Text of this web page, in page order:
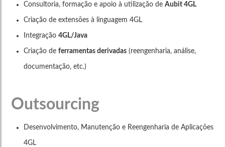
Consultoria, formação e apoio à utilização deAubit 4GL
Criação de extensões à linguagem 4GL
Integração4GL/Java
Criação deferramentas derivadas (reengenharia, análise,
documentação, etc.)
Outsourcing
Desenvolvimento, Manutenção e Reengenharia de Aplicações
4GL